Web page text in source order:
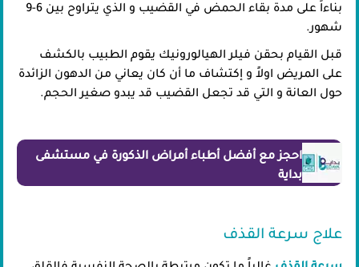
بناءاً على مدة بقاء الحمض في القضيب و الذي يتراوح بين 6-9
شهور.
قبل القيام بحقن فيلر الهيالورونيك يقوم الطبيب بالكشف
على المريض اولاً و إكتشاف ما أن كان يعاني من الدهون الزائدة
حول العانة و التي قد تجعل القضيب قد يبدو صغير الحجم.
احجز مع أفضل أطباء أمراض الذكورة في مستشفى
بداية
علاج سرعة القذف